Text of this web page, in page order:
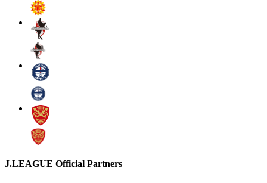
J.LEAGUE Official Partners